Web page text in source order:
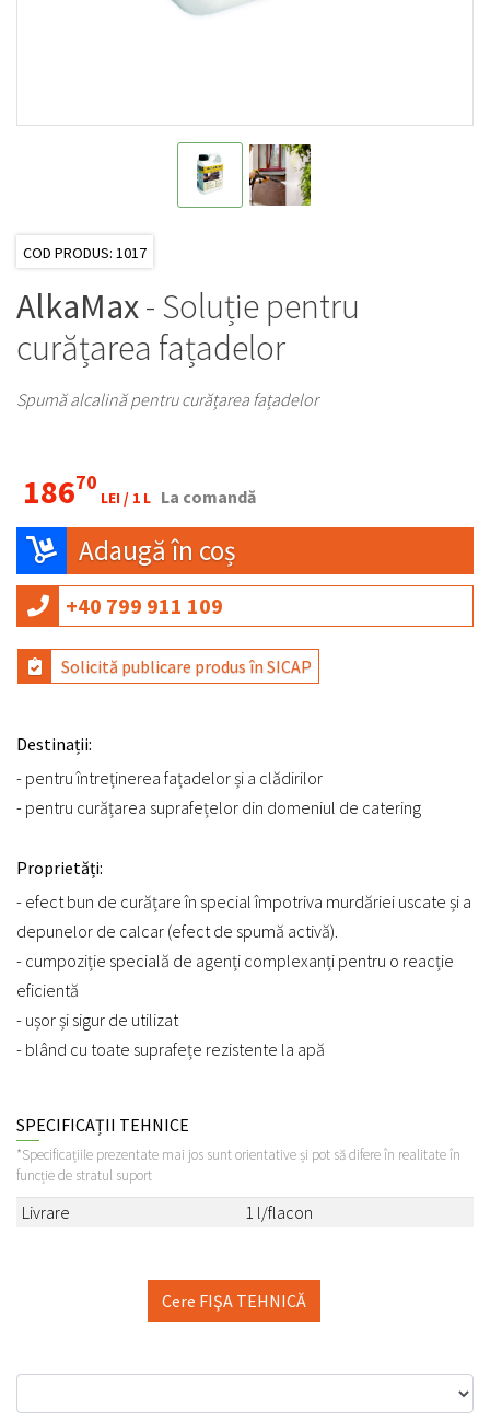
COD PRODUS: 1017
AlkaMax- Soluție pentru
curățarea fațadelor
Spumă alcalină pentru curățarea fațadelor
18670
LEI / 1 L La comandă
Adaugă în coș
+40 799 911 109
Solicită publicare produs în SICAP
Destinații:
- pentru întreținerea fațadelor și a clădirilor
- pentru curățarea suprafețelor din domeniul de catering
Proprietăți:
- efect bun de curățare în special împotriva murdăriei uscate și a
depunelor de calcar (efect de spumă activă).
- cumpoziție specială de agenți complexanți pentru o reacție
eficientă
- ușor și sigur de utilizat
- blând cu toate suprafețe rezistente la apă
SPECIFICAȚII TEHNICE
*Specificațiile prezentate mai jos sunt orientative și pot să difere în realitate în
funcție de stratul suport
Livrare 1 l/flacon
Cere FIŞA TEHNICĂ